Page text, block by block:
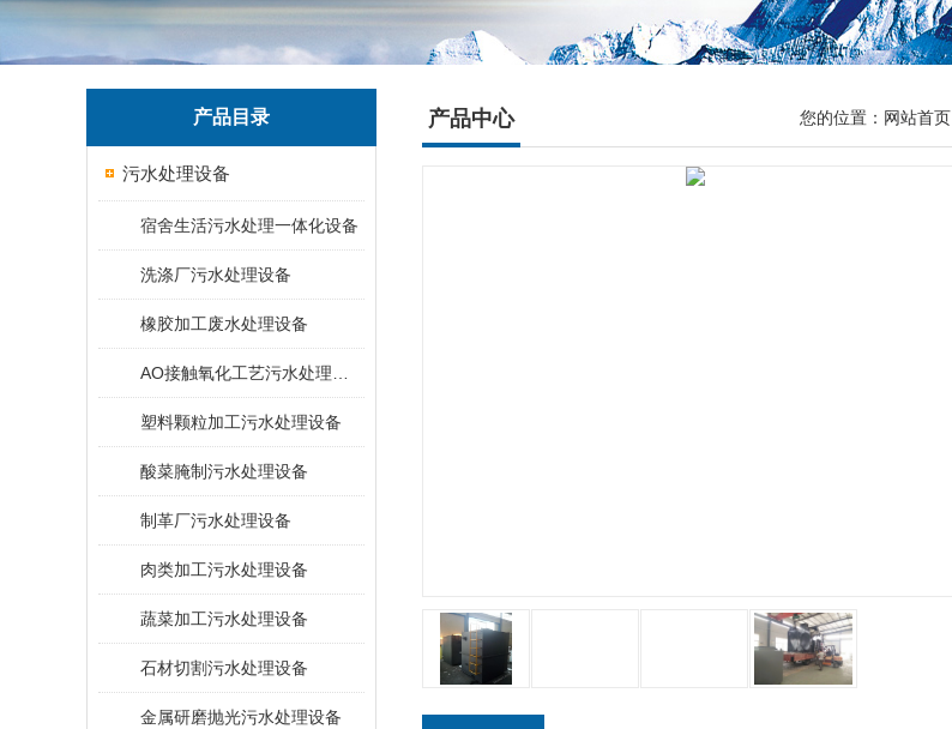
产品目录
污水处理设备
宿舍生活污水处理一体化设备
洗涤厂污水处理设备
橡胶加工废水处理设备
塑料颗粒加工污水处理设备
酸菜腌制污水处理设备
制革厂污水处理设备
肉类加工污水处理设备
蔬菜加工污水处理设备
石材切割污水处理设备
金属研磨抛光污水处理设备
产品中心 您的位置： 网站首页